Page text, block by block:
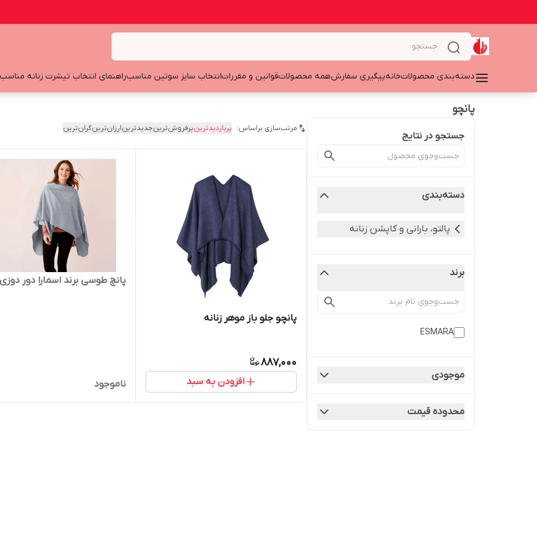
دسته‌بندی محصولاتخانهپیگیری سفارشهمه محصولاتقوانین و مقرراتانتخاب سایز سوتین مناسبراهنمای انتخاب تیشرت زنانه مناسب
پانچو
جستجو در نتایج
دسته‌بندی
پالتو، بارانی و کاپشن زنانه
برند
ESMARA
موجودی
محدوده قیمت
مرتب‌سازی براساس: پربازدیدترینپرفروش‌ترینجدیدترینارزان‌ترینگران‌ترین
پانچو جلو باز موهر زنانه
887,000
افزودن به سبد
پانچ طوسی برند اسمارا دور
ناموجود